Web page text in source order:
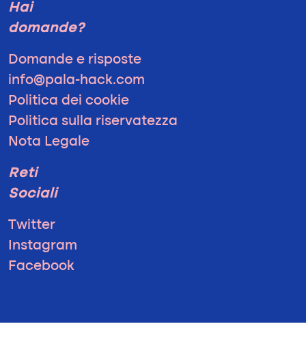
Hai
domande?
Domande e risposte
info@pala-hack.com
Politica dei cookie
Politica sulla riservatezza
Nota Legale
Reti
Sociali
Twitter
Instagram
Facebook